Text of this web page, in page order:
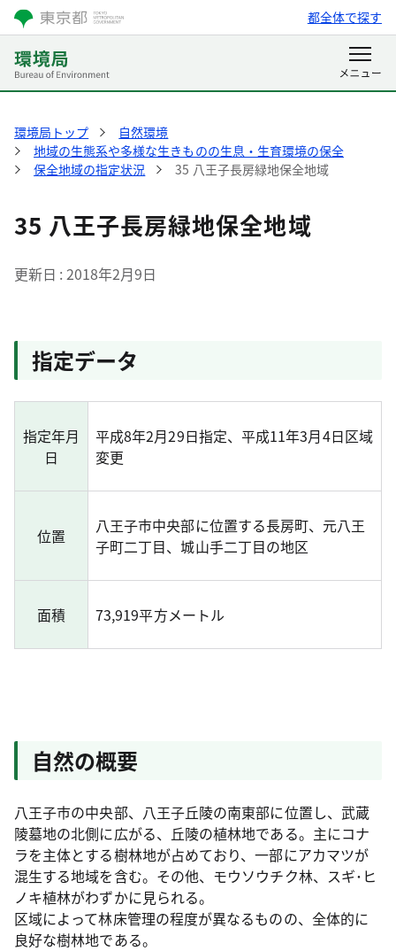
都全体で探す
環境局トップ
自然環境
地域の生態系や多様な生きものの生息・生育環境の保全
保全地域の指定状況
35 八王子長房緑地保全地域
35 八王子長房緑地保全地域
更新日 2018年2月9日
指定データ
指定年月
日
平成8年2月29日指定、平成11年3月4日区域
変更
位置
八王子市中央部に位置する長房町、元八王
子町二丁目、城山手二丁目の地区
面積 73,919平方メートル
自然の概要
八王子市の中央部、八王子丘陵の南東部に位置し、武蔵
陵墓地の北側に広がる、丘陵の植林地である。主にコナ
ラを主体とする樹林地が占めており、一部にアカマツが
混生する地域を含む。その他、モウソウチク林、スギ･ヒ
ノキ植林がわずかに見られる。
区域によって林床管理の程度が異なるものの、全体的に
良好な樹林地である。